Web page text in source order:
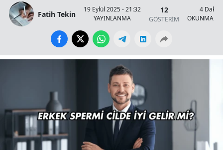
Fatih Tekin
19 Eylül 2025 - 21:32
YAYINLANMA
12
GÖSTERİM
4 Dakika
OKUNMA